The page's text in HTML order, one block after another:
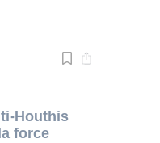
Houthis
force